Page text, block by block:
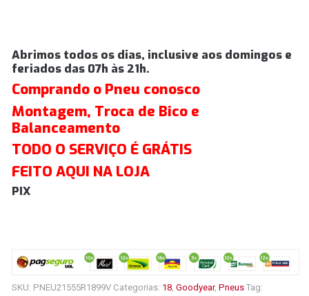
Abrimos todos os dias, inclusive aos domingos e
feriados das 07h às 21h.
Comprando o Pneu conosco
Montagem, Troca de Bico e
Balanceamento
TODO O SERVIÇO É GRÁTIS
FEITO AQUI NA LOJA
PIX
SKU: PNEU21555R1899V Categorias: 18, Goodyear, Pneus Tag: